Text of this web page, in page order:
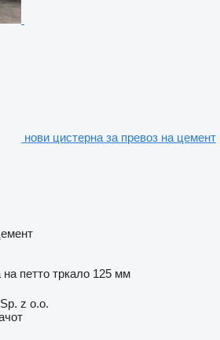
нови цистерна за превоз на цемент
петто тркало 125 мм
z o.o.